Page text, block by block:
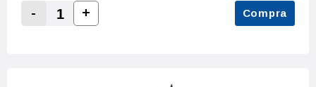
Decrease Quantity:
-
Increase Quantity:
+ Compra